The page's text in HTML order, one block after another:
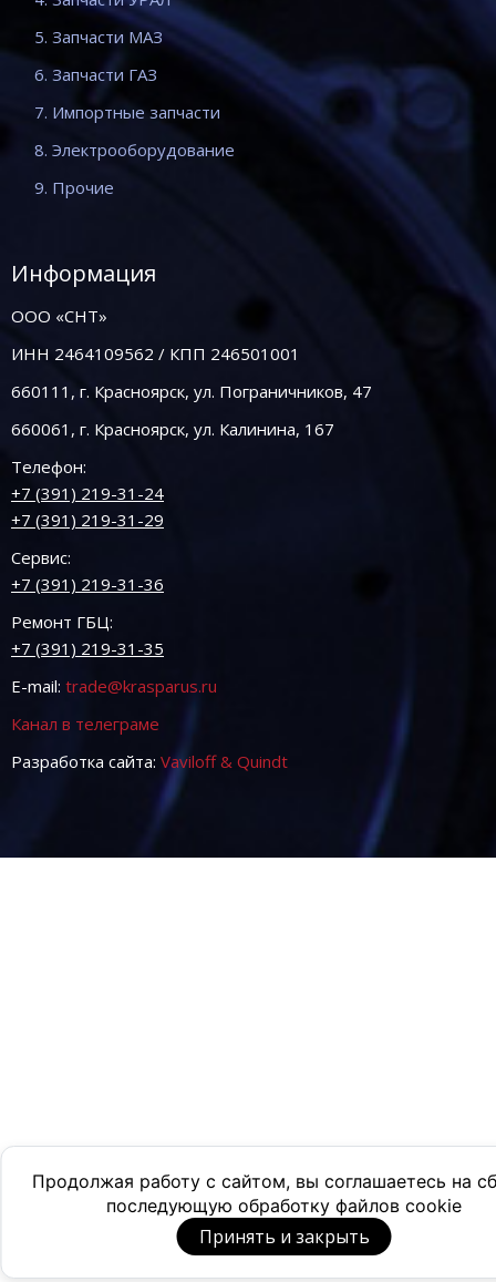
Продолжая работу с сайтом, вы соглашаетесь на
последующую обработку файлов cookie
Принять и закрыть
5. Запчасти МАЗ
6. Запчасти ГАЗ
7. Импортные запчасти
8. Электрооборудование
9. Прочие
Информация
ООО «СНТ»
ИНН 2464109562 / КПП 246501001
660111, г. Красноярск, ул. Пограничников, 47
660061, г. Красноярск, ул. Калинина, 167
Телефон:
+7 (391) 219-31-24
+7 (391) 219-31-29
Сервис:
+7 (391) 219-31-36
Ремонт ГБЦ:
+7 (391) 219-31-35
E-mail: trade@krasparus.ru
Канал в телеграме
Разработка сайта: Vaviloff & Quindt